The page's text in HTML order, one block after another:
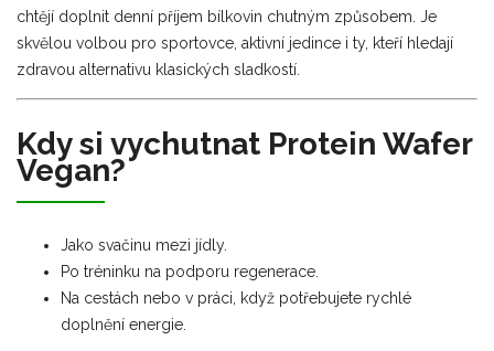
chtějí doplnit denní příjem bílkovin chutným způsobem. Je
skvělou volbou pro sportovce, aktivní jedince i ty, kteří hledají
zdravou alternativu klasických sladkostí.
Kdy si vychutnat Protein Wafer
Vegan?
Jako svačinu mezi jídly.
Po tréninku na podporu regenerace.
Na cestách nebo v práci, když potřebujete rychlé
doplnění energie.